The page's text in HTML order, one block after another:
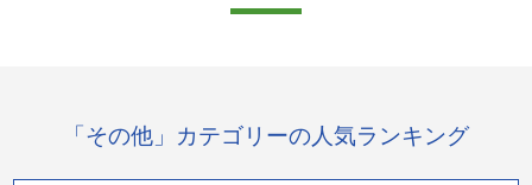
「その他」カテゴリーの人気ランキング